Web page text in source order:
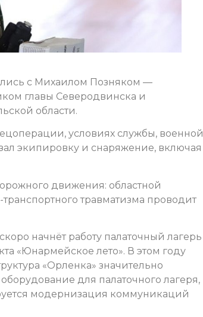
с Михаилом Позняком —
главы Северодвинска и
области.
условиях службы, военной
экипировку и снаряжение, включая
движения: областной
травматизма проводит
начнёт работу палаточный лагерь
«Юнармейское лето». В этом году
«Орленка» значительно
для палаточного лагеря,
модернизация коммуникаций